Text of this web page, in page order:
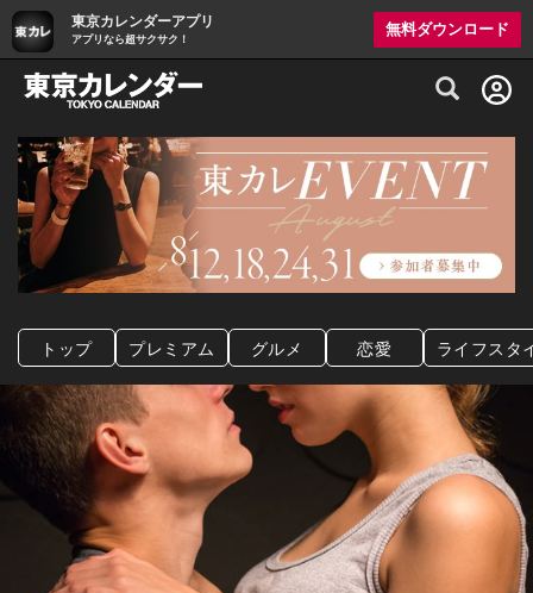
東京カレンダーアプリ
アプリなら超サクサク！
無料ダウンロード
グルメ情報・プレミアムレストラン予約
トップ プレミアム グルメ 恋愛 ライフスタ